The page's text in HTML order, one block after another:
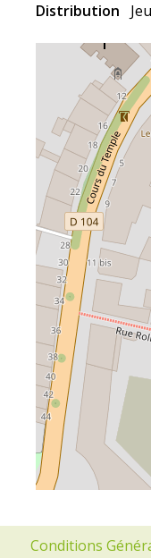
Distribution
Conditions